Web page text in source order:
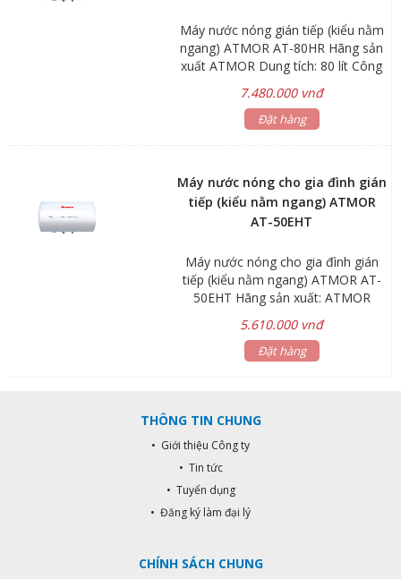
Máy nước nóng gián tiếp (kiểu nằm
ngang) ATMOR AT-80HR Hãng sản
xuất ATMOR Dung tích: 80 lít Công
Min 0.05Mpa Max 0.80Mpa Kích
thước: Ø410 x 918mm Trọng lượng:
hành: Linh kiện điện tử 1 năm Bình
chứa 5 năm
7.480.000 vnđ
Đặt hàng
Máy nước nóng cho gia đình gián
tiếp (kiểu nằm ngang) ATMOR
AT-50EHT
Máy nước nóng cho gia đình gián
tiếp (kiểu nằm ngang) ATMOR AT-
50EHT Hãng sản xuất: ATMOR
3kW Áp lực nước vào: Min 0.05Mpa
Max 0.80Mpa Kích thước:
Linh kiện điện tử 1 năm Bình chứa 5
5.610.000 vnđ
Đặt hàng
THÔNG TIN CHUNG
• Giới thiệu Công ty
• Tin tức
• Tuyển dụng
• Đăng ký làm đại lý
CHÍNH SÁCH CHUNG